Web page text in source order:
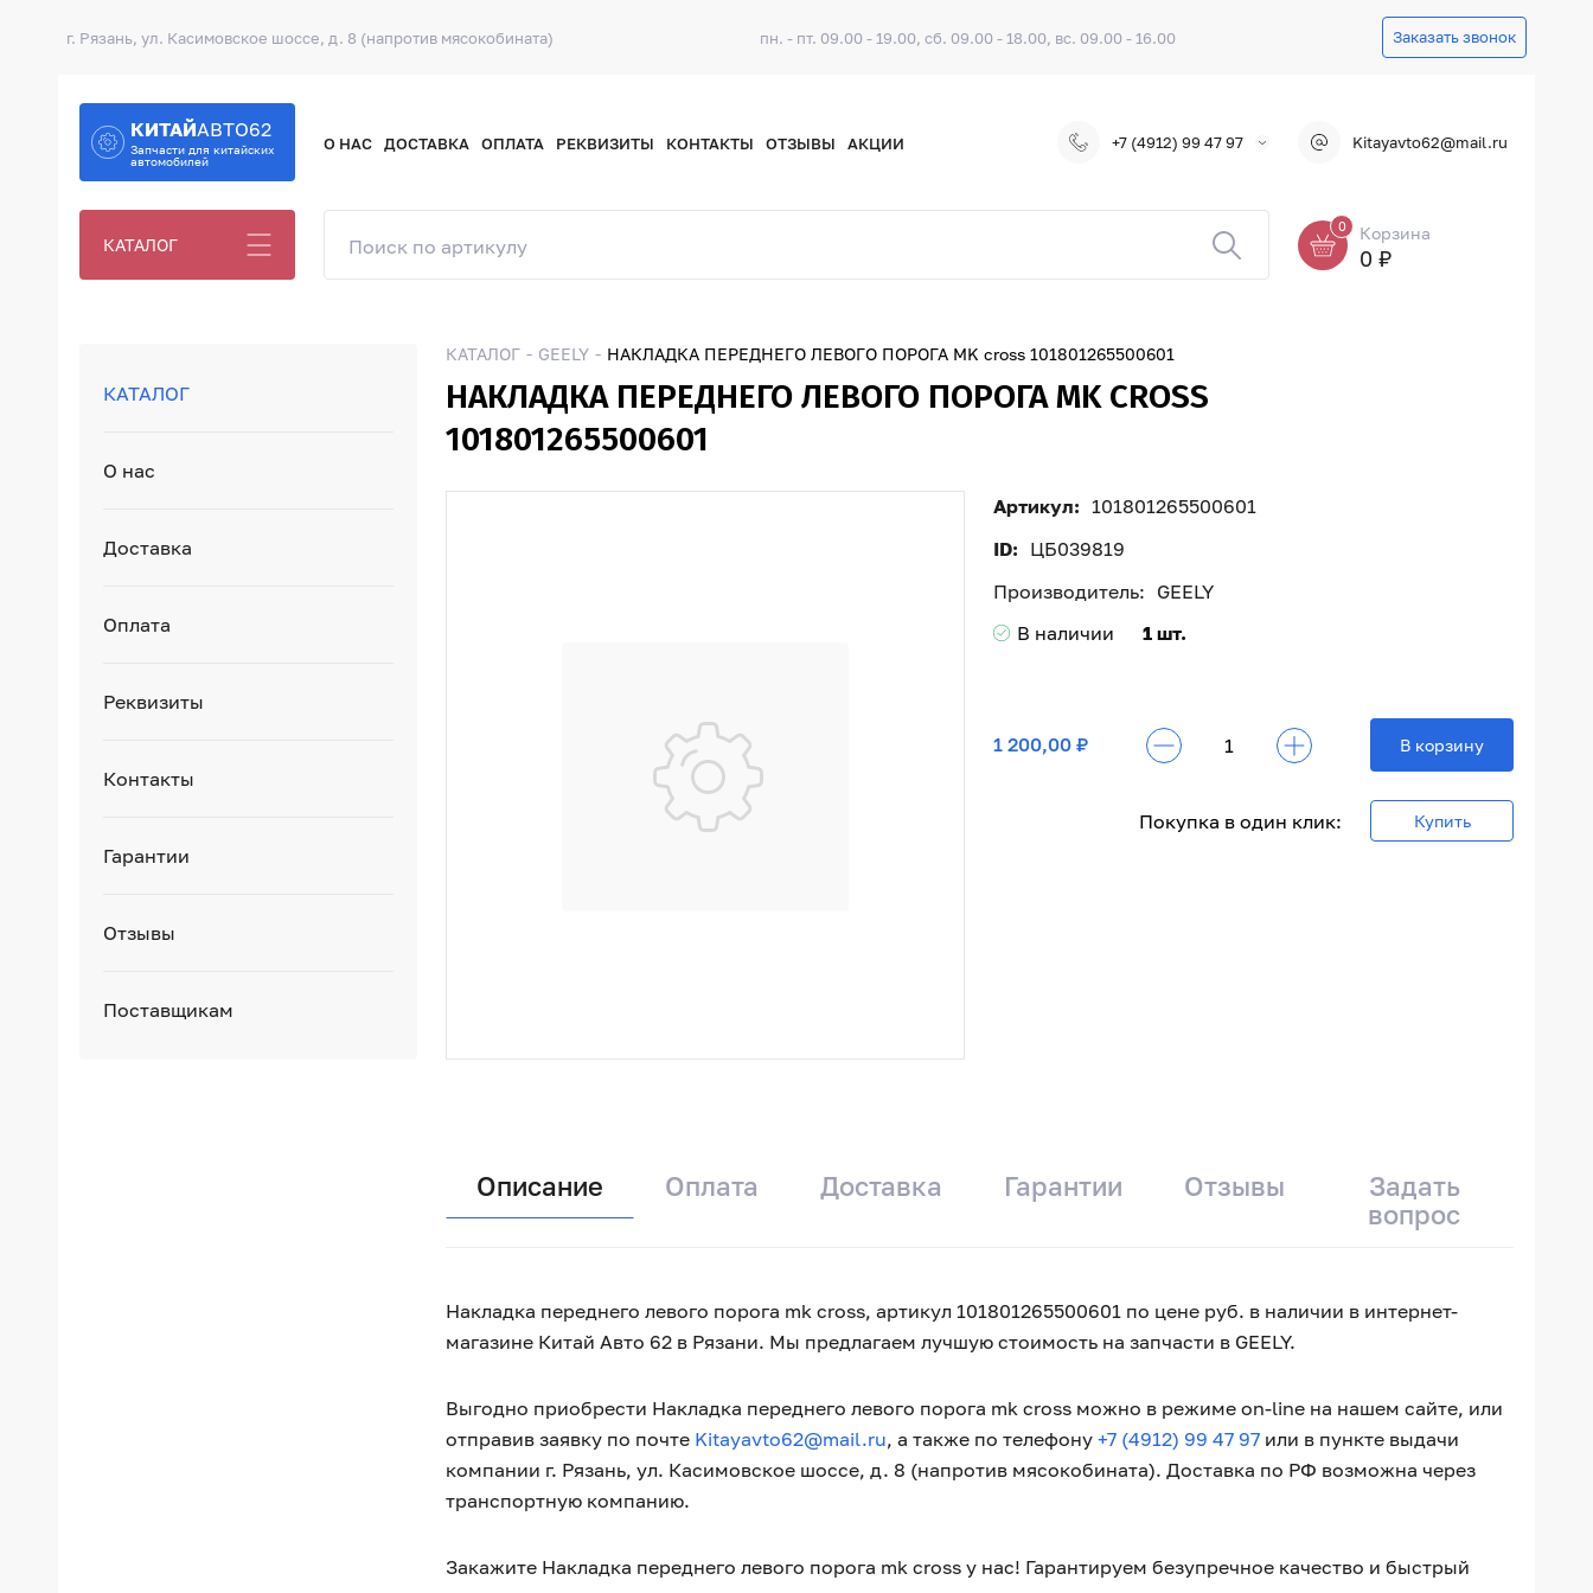
г. Рязань, ул. Касимовское шоссе, д. 8 (напротив мясокобината) пн. - пт. 09.00 - 19.00, сб. 09.00 - 18.00, вс. 09.00 - 16.00 Заказать звонок
КИТАЙАВТО62
Запчасти для китайских
автомобилей
О НАС ДОСТАВКА ОПЛАТА РЕКВИЗИТЫ КОНТАКТЫ ОТЗЫВЫ АКЦИИ +7 (4912) 99 47 97 Kitayavto62@mail.ru
КАТАЛОГ
0 Корзина
0 ₽
КАТАЛОГ
О нас
Доставка
Оплата
Реквизиты
Контакты
Гарантии
Отзывы
Поставщикам
КАТАЛОГ GEELY НАКЛАДКА ПЕРЕДНЕГО ЛЕВОГО ПОРОГА MK cross 101801265500601
НАКЛАДКА ПЕРЕДНЕГО ЛЕВОГО ПОРОГА MK CROSS
101801265500601
Артикул: 101801265500601
ID: ЦБ039819
Производитель: GEELY
В наличии
1 шт.
1 200,00 ₽ В корзину
Покупка в один клик: Купить
Описание Оплата Доставка Гарантии Отзывы
Задать
вопрос
Накладка переднего левого порога mk cross, артикул 101801265500601 по цене руб. в наличии в интернет-
магазине Китай Авто 62 в Рязани. Мы предлагаем лучшую стоимость на запчасти в GEELY.
Выгодно приобрести Накладка переднего левого порога mk cross можно в режиме on-line на нашем сайте, или
отправив заявку по почте Kitayavto62@mail.ru, а также по телефону +7 (4912) 99 47 97или в пункте выдачи
компании г. Рязань, ул. Касимовское шоссе, д. 8 (напротив мясокобината). Доставка по РФ возможна через
транспортную компанию.
Закажите Накладка переднего левого порога mk cross у нас! Гарантируем безупречное качество и быстрый